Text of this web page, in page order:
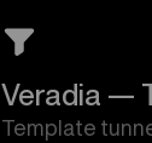
Veradia —
Template